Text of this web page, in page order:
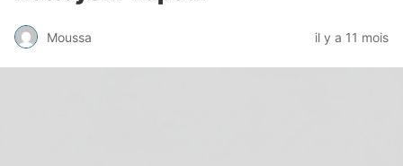
Moussa il y a 11 mois